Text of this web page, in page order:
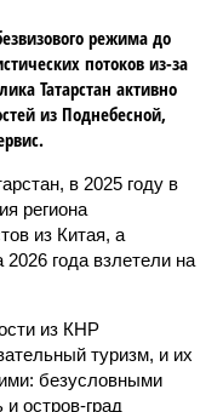
режима до
потоков из-за
Татарстан активно
из Поднебесной,
в 2025 году в
региона
из Китая, а
года взлетели на
из КНР
туризм, и их
безусловными
остров-град